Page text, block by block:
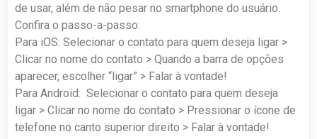
de usar, além de não pesar no smartphone do usuário.
Confira o passo-a-passo:
Para iOS: Selecionar o contato para quem deseja ligar >
Clicar no nome do contato > Quando a barra de opções
aparecer, escolher “ligar” > Falar à vontade!
Para Android: Selecionar o contato para quem deseja
ligar > Clicar no nome do contato > Pressionar o ícone de
telefone no canto superior direito > Falar à vontade!